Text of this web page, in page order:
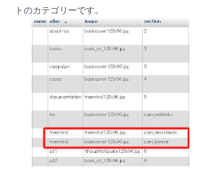
トのカテゴリーです。